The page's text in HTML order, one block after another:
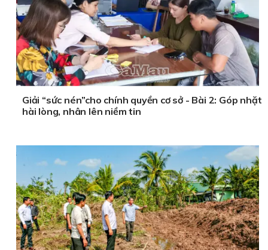
Giải “sức nén”cho chính quyền cơ sở - Bài 2: Góp nhặt
hài lòng, nhân lên niềm tin